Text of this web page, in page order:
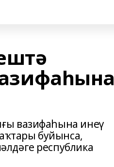
вазифаһына инеү
буйынса,
республика